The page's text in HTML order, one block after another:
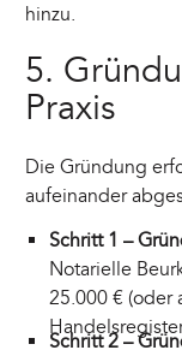
hinzu.
5.
Praxis
Die Gründung
aufeinander
Schritt 1 –
Notarielle
25.000 € (oder
Schritt 2 –